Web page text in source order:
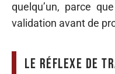
quelqu’un, parce
validation avant de
Le réflexe de